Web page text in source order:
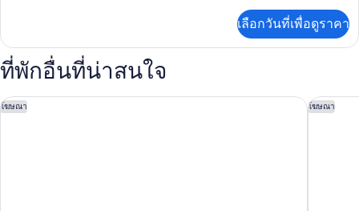
เกี่ยว
กับ
ดี
ซ์ลอฟท์
เลือกวันที่เพื่อดูราคา
ที่พักอื่นที่น่าสนใจ
โฆษณา
อันโซ วิลลาส โฆษณา
แซนด์บลู